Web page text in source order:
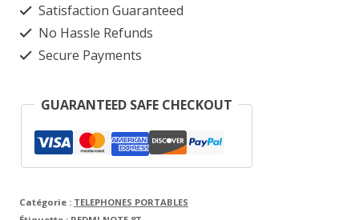
8T
Satisfaction Guaranteed
No Hassle Refunds
Secure Payments
GUARANTEED SAFE CHECKOUT
Catégorie : TELEPHONES PORTABLES